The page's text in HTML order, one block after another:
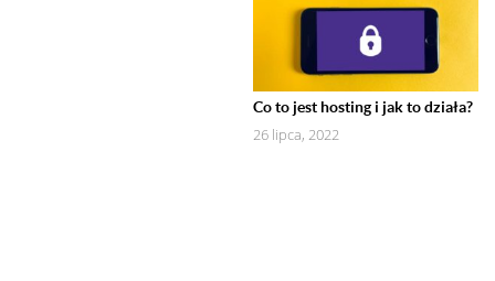
Co to jest hosting i jak to działa?
26 lipca, 2022